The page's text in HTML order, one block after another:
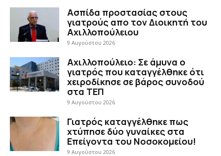
Ασπίδα προστασίας στους
γιατρούς απο τον Διοικητή του
Αχιλλοπούλειου
9 Αυγούστου 2026
Αχιλλοπούλειο: Σε άμυνα ο
γιατρός που καταγγέλθηκε ότι
χειροδίκησε σε βάρος συνοδού
στα ΤΕΠ
9 Αυγούστου 2026
Γιατρός καταγγέλθηκε πως
χτύπησε δύο γυναίκες στα
Επείγοντα του Νοσοκομείου!
9 Αυγούστου 2026